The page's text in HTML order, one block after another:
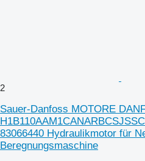
2
Sauer-Danfoss MOTORE
83066440 Hydraulikmotor für
Beregnungsmaschine